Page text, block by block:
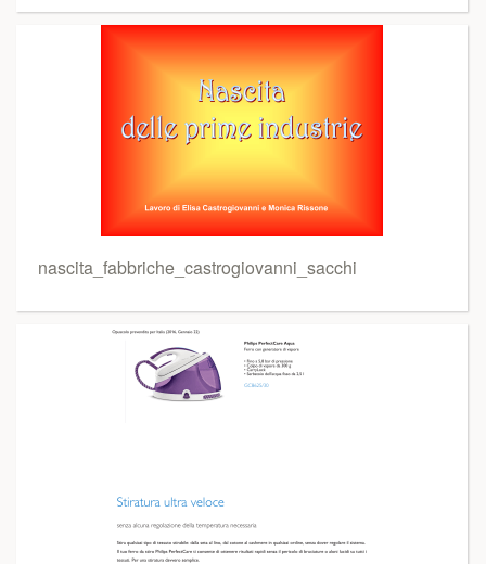
nascita_fabbriche_castrogiovanni_sacchi